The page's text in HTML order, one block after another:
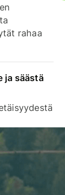
rahaa
ja säästä